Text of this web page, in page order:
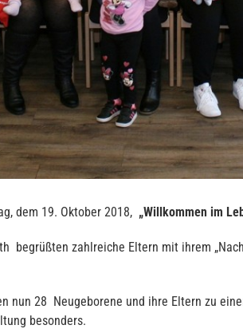
dem 19. Oktober 2018, „Willkommen im
begrüßten zahlreiche Eltern mit ihrem
nun 28 Neugeborene und ihre Eltern zu
besonders.